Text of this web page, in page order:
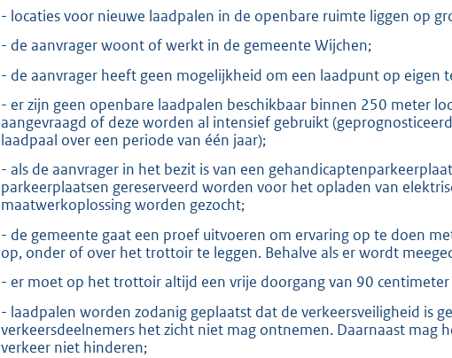
- locaties voor nieuwe laadpalen in de openbare ruimte liggen op
- de aanvrager woont of werkt in de gemeente Wijchen;
- de aanvrager heeft geen mogelijkheid om een laadpunt op eigen
- er zijn geen openbare laadpalen beschikbaar binnen 250 meter
aangevraagd of deze worden al intensief gebruikt
laadpaal over een periode van één jaar);
- als de aanvrager in het bezit is van een
parkeerplaatsen gereserveerd worden voor het opladen van
maatwerkoplossing worden gezocht;
- de gemeente gaat een proef uitvoeren om ervaring op te doen
op, onder of over het trottoir te leggen. Behalve als er wordt
- er moet op het trottoir altijd een vrije doorgang van 90
- laadpalen worden zodanig geplaatst dat de verkeersveiligheid is
verkeersdeelnemers het zicht niet mag ontnemen. Daarnaast mag
verkeer niet hinderen;